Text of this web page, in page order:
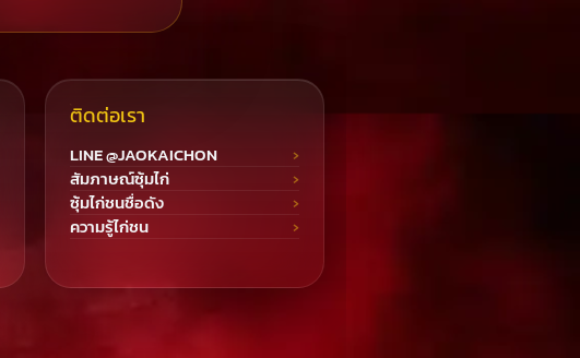
ติดต่อเรา
LINE @JAOKAICHON
สัมภาษณ์ซุ้มไก่
ซุ้มไก่ชนชื่อดัง
ความรู้ไก่ชน